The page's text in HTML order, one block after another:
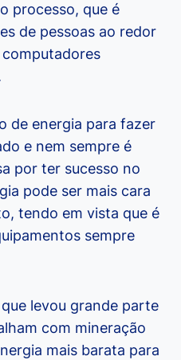
processo, que é
de pessoas ao redor
de energia para fazer
e nem sempre é
por ter sucesso no
pode ser mais cara
tendo em vista que é
sempre
levou grande parte
com mineração
mais barata para